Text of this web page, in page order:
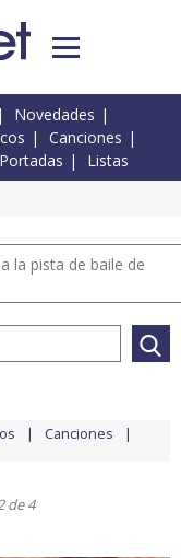
Novedades
Canciones
Portadas Listas
la pista de baile de
Canciones
de 4